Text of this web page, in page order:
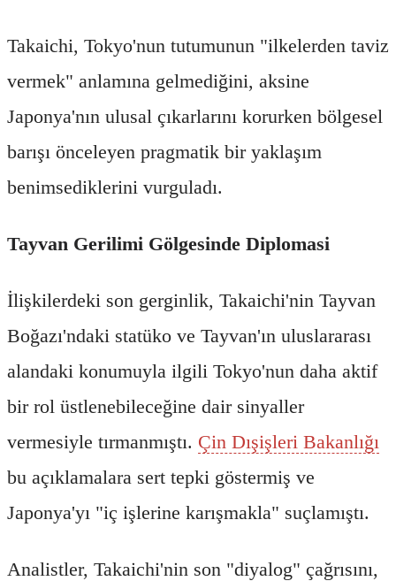
Takaichi, Tokyo'nun tutumunun "ilkelerden taviz
vermek" anlamına gelmediğini, aksine
Japonya'nın ulusal çıkarlarını korurken bölgesel
barışı önceleyen pragmatik bir yaklaşım
benimsediklerini vurguladı.
Tayvan Gerilimi Gölgesinde Diplomasi
İlişkilerdeki son gerginlik, Takaichi'nin Tayvan
Boğazı'ndaki statüko ve Tayvan'ın uluslararası
alandaki konumuyla ilgili Tokyo'nun daha aktif
bir rol üstlenebileceğine dair sinyaller
vermesiyle tırmanmıştı. Çin Dışişleri Bakanlığı
bu açıklamalara sert tepki göstermiş ve
Japonya'yı "iç işlerine karışmakla" suçlamıştı.
Analistler, Takaichi'nin son "diyalog" çağrısını,